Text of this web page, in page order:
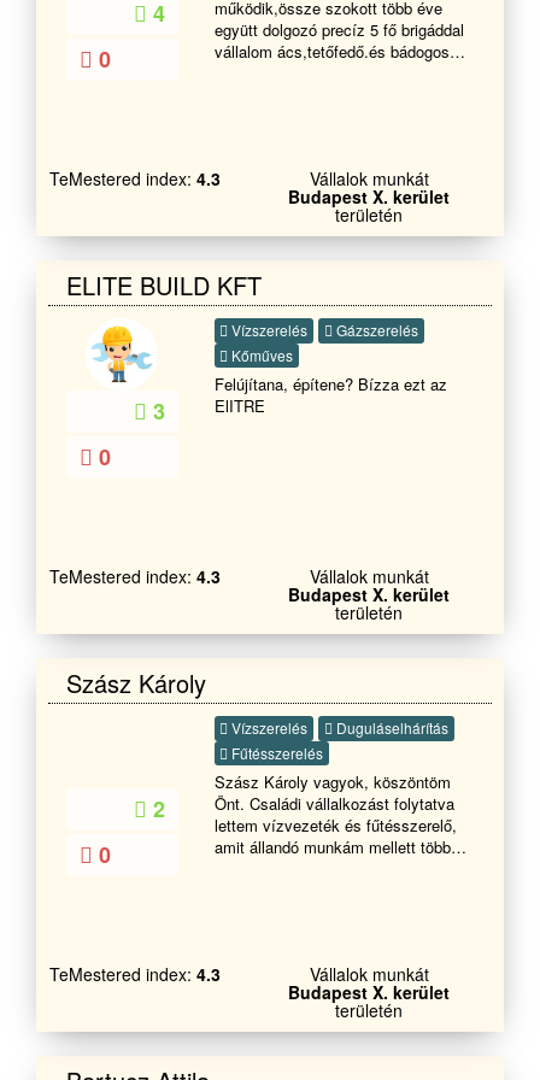
Kerepes, Kistarcsa, Nagytarcsa,
Csömör, -----------Várom hívását
bizalommal -----------
4
0
működik,össze szokott több éve
együtt dolgozó precíz 5 fő brigáddal
vállalom ács,tetőfedő.és bádogos
TeMestered index: 4.3 Vállalok munkát
Budapest X. kerület
területén
ELITE BUILD KFT
3
0
Vízszerelés
Gázszerelés
Kőműves
Felújítana, építene? Bízza ezt az
ElITRE
TeMestered index: 4.3 Vállalok munkát
Budapest X. kerület
területén
Szász Károly
2
0
Vízszerelés
Duguláselhárítás
Fűtésszerelés
Szász Károly vagyok, köszöntöm
Önt. Családi vállalkozást folytatva
lettem vízvezeték és fűtésszerelő,
amit állandó munkám mellett több
felsoroltakkal. Csőtörés, repedések,
szivárgások megszűntetése (ólom,
réz,horganyzott, ötrétegű és KPE
csöveken) Csapok, WC tartályok,
TeMestered index: 4.3 Vállalok munkát
Budapest X. kerület
területén